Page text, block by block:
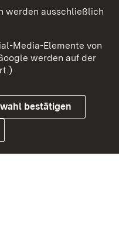
werden ausschließlich
Media-Elemente von
werden auf der
bestätigen